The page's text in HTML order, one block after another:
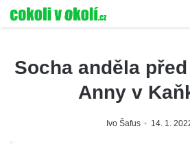
Socha anděla
Anny v
Ivo Šafus 14. 1.